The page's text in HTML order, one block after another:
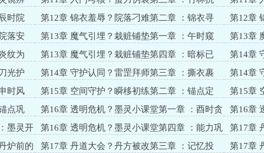
魔？舍身护伴
难？初聚
时院
第12章 锦衣羞辱？院落刁难第二章 ：锦衣寻
衅？冲突初燃
第12章
难？暖意
落安
第13章 魔气引埋？栽赃铺垫第一章 ：午时窥
伺？黑罐藏邪
第13章
警？爪探
纹为
第13章 魔气引埋？栽赃铺垫第四章 ：暗标已
立？危机暗伏
第14章
动？盗影
光护
第14章 守护认同？雷罡拜师第三章 ：撕衣裹
伤？药膏暖心
第14章
师？盟约
时风
第15章 空间守护？瞬移初练第二章 ：锚点定
心？再试成功
第15章
极？协同
点巩
第16章 透明危机？墨灵小课堂第一章 ：酉时贪
快？左臂透明
第16章
持？金光
墨灵开
第16章 透明危机？墨灵小课堂第四章 ：能力巩
固？暗埋伏笔
第17章
堂？虚伪
炉前的
第17章 丹道大会？丹方被改第三章 ：记忆投
第17章